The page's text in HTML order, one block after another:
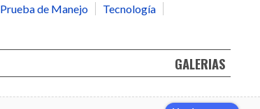
Prueba de Manejo
Tecnología
GALERIAS